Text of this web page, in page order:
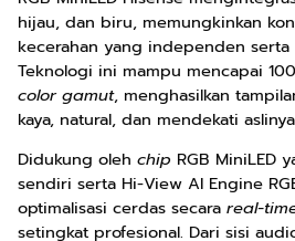
hijau, dan biru, memungkinkan
kecerahan yang independen
Teknologi ini mampu mencapai
color gamut, menghasilkan
kaya, natural, dan mendekati
Didukung oleh chip RGB MiniLED
sendiri serta Hi-View AI Engine
optimalisasi cerdas secara real-
setingkat profesional. Dari sisi